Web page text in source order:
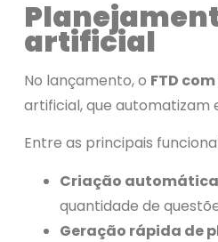
artificial
No lançamento, o FTD
artificial, que automatizam
Entre as principais
Criação
quantidade de
Geração rápida de